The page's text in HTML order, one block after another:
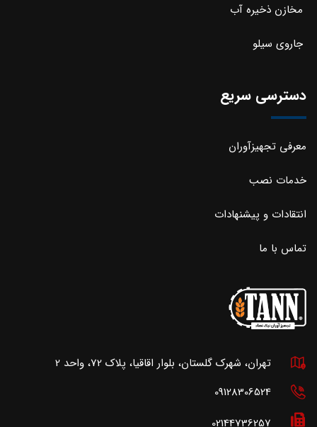
مخازن ذخیره آب
جاروی سیلو
دسترسی سریع
معرفی تجهیزآوران
خدمات نصب
انتقادات و پیشنهادات
تماس با ما
تهران، شهرک گلستان، بلوار اقاقیا، پلاک 72، واحد 2
09128306524
02144736257